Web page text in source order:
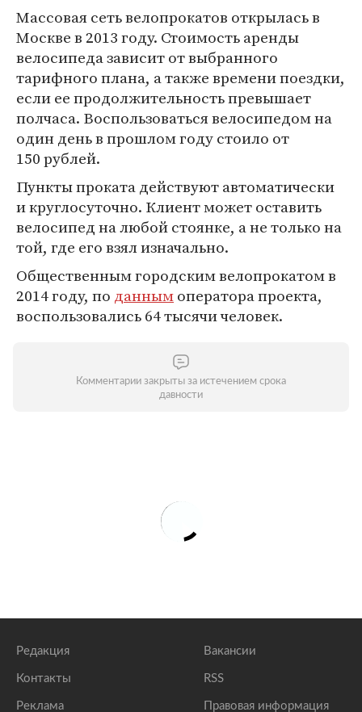
Массовая сеть велопрокатов открылась в
Москве в 2013 году. Стоимость аренды
велосипеда зависит от выбранного
тарифного плана, а также времени поездки,
если ее продолжительность превышает
полчаса. Воспользоваться велосипедом на
один день в прошлом году стоило от
150 рублей.
Пункты проката действуют автоматически
и круглосуточно. Клиент может оставить
велосипед на любой стоянке, а не только на
той, где его взял изначально.
Общественным городским велопрокатом в
2014 году, по даннымоператора проекта,
воспользовались 64 тысячи человек.
Комментарии закрыты за истечением срока
давности
Редакция
Контакты
Реклама
Вакансии
RSS
Правовая информация